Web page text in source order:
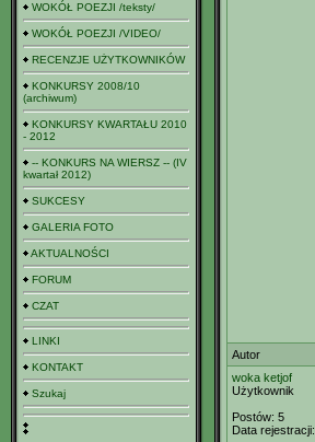
WOKÓŁ POEZJI /teksty/
WOKÓŁ POEZJI /VIDEO/
RECENZJE UŻYTKOWNIKÓW
KONKURSY 2008/10
(archiwum)
KONKURSY KWARTAŁU 2010
- 2012
-- KONKURS NA WIERSZ -- (IV
kwartał 2012)
SUKCESY
GALERIA FOTO
AKTUALNOŚCI
FORUM
CZAT
LINKI
KONTAKT
Szukaj
Autor
woka ketjof
Użytkownik
Postów: 5
Data rejestracji: